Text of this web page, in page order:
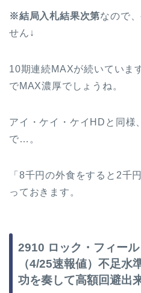
※結局入札結果次第なので
せん↓
10期連続MAXが続いていま
でMAX濃厚でしょうね。
アイ・ケイ・ケイHDと同様
で…。
「8千円の外食をすると2千
っておきます。
2910 ロック・フィー
（4/25速報値）不足水
功を奏して高額回避出